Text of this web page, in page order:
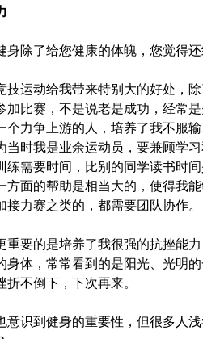
除了给您健康的体魄，您觉得还
运动给我带来特别大的好处，除
加比赛，不是说老是成功，经常
个力争上游的人，培养了我不服
当时我是业余运动员，要兼顾学
练需要时间，比别的同学读书时
方面的帮助是相当大的，使得我
力赛之类的，都需要团队协作。
要的是培养了我很强的抗挫能力
身体，常常看到的是阳光、光明
不倒下，下次再来。
识到健身的重要性，但很多人浅